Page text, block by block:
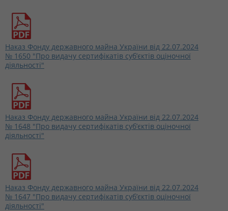
Наказ Фонду державного майна України від 22.07.2024
№ 1650 "Про видачу сертифікатів суб’єктів оціночної
діяльності"
Наказ Фонду державного майна України від 22.07.2024
№ 1648 "Про видачу сертифікатів суб’єктів оціночної
діяльності"
Наказ Фонду державного майна України від 22.07.2024
№ 1647 "Про видачу сертифікатів суб’єктів оціночної
діяльності"